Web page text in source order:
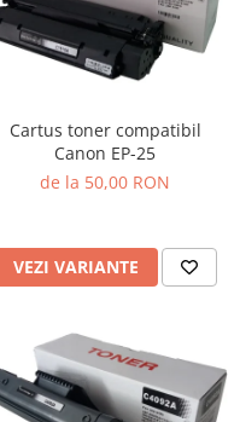
Cartus toner compatibil
Canon EP-25
de la 50,00 RON
VEZI VARIANTE